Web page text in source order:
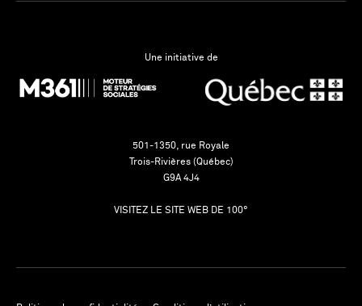
Une initiative de
501-1350, rue Royale
Trois-Rivières (Québec)
G9A 4J4
VISITEZ LE SITE WEB DE 100°